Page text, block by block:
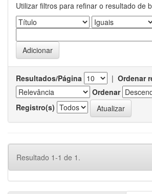
Utilizar filtros para refinar o resultado de
Resultados/Página | Ordenar
Ordenar
Registro(s)
Resultado 1-1 de 1.